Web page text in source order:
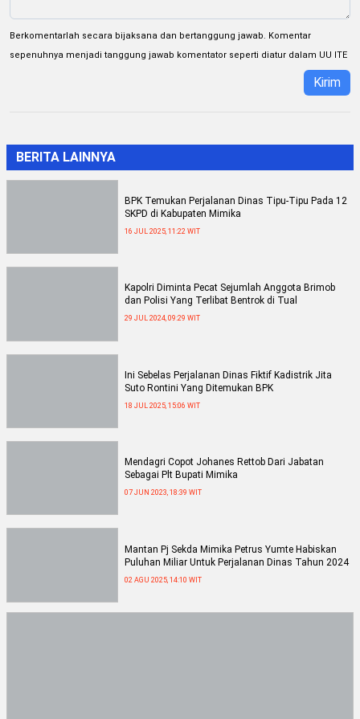
Berkomentarlah secara bijaksana dan bertanggung jawab. Komentar
sepenuhnya menjadi tanggung jawab komentator seperti diatur dalam UU ITE
Kirim
BERITA LAINNYA
BPK Temukan Perjalanan Dinas Tipu-Tipu Pada 12
SKPD di Kabupaten Mimika
16 JUL 2025, 11:22 WIT
Kapolri Diminta Pecat Sejumlah Anggota Brimob
dan Polisi Yang Terlibat Bentrok di Tual
29 JUL 2024, 09:29 WIT
Ini Sebelas Perjalanan Dinas Fiktif Kadistrik Jita
Suto Rontini Yang Ditemukan BPK
18 JUL 2025, 15:06 WIT
Mendagri Copot Johanes Rettob Dari Jabatan
Sebagai Plt Bupati Mimika
07 JUN 2023, 18:39 WIT
Mantan Pj Sekda Mimika Petrus Yumte Habiskan
Puluhan Miliar Untuk Perjalanan Dinas Tahun 2024
02 AGU 2025, 14:10 WIT